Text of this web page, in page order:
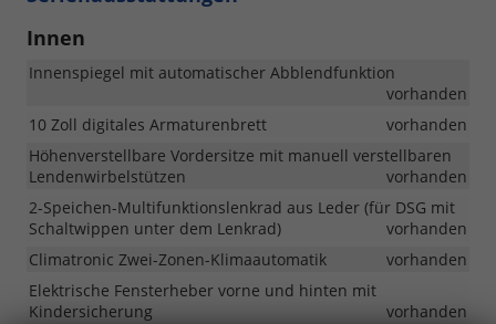
Innen
Innenspiegel mit automatischer Abblendfunktion
vorhanden
10 Zoll digitales Armaturenbrett
vorhanden
Höhenverstellbare Vordersitze mit manuell verstellbaren
Lendenwirbelstützen
vorhanden
2-Speichen-Multifunktionslenkrad aus Leder (für DSG mit
Schaltwippen unter dem Lenkrad)
vorhanden
Climatronic Zwei-Zonen-Klimaautomatik
vorhanden
Elektrische Fensterheber vorne und hinten mit
Kindersicherung
vorhanden